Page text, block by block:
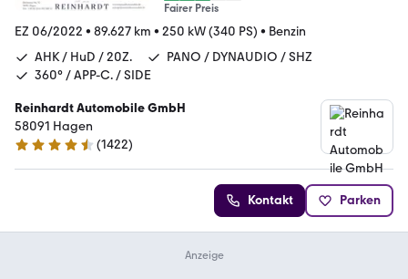
Fairer Preis
EZ 06/2022 • 89.627 km • 250 kW (340 PS) • Benzin
AHK / HuD / 20Z.
PANO / DYNAUDIO / SHZ
360° / APP-C. / SIDE
Reinhardt Automobile GmbH
58091 Hagen
4.7 Sterne
(1422)
Kontakt Parken